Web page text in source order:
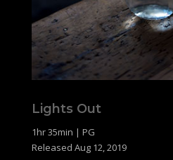
Lights Out
1hr 35min | PG
Released Aug 12, 2019